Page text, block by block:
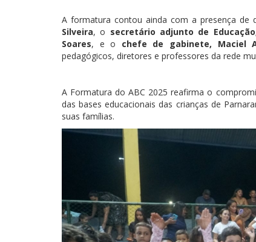
A formatura contou ainda com a presença de
Silveira, o secretário adjunto de
Soares, e o chefe de gabinete, Maciel
pedagógicos, diretores e professores da rede
A Formatura do ABC 2025 reafirma o
das bases educacionais das crianças de
suas famílias.